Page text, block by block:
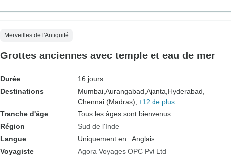
Merveilles de l'Antiquité
Grottes anciennes avec temple et eau de mer
Durée
16 jours
Destinations
Mumbai, Aurangabad, Ajanta, Hyderabad,
Chennai (Madras), +12 de plus
Tranche d'âge
Tous les âges sont bienvenus
Région
Sud de l'Inde
Langue
Uniquement en : Anglais
Voyagiste
Agora Voyages OPC Pvt Ltd